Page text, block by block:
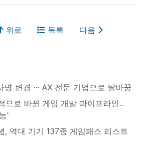
위로 목록 다음
명 변경 ∙∙∙ AX 전문 기업으로 탈바꿈
으로 바뀐 게임 개발 파이프라인..
'
, 역대 기기 137종 게임패스 리스트